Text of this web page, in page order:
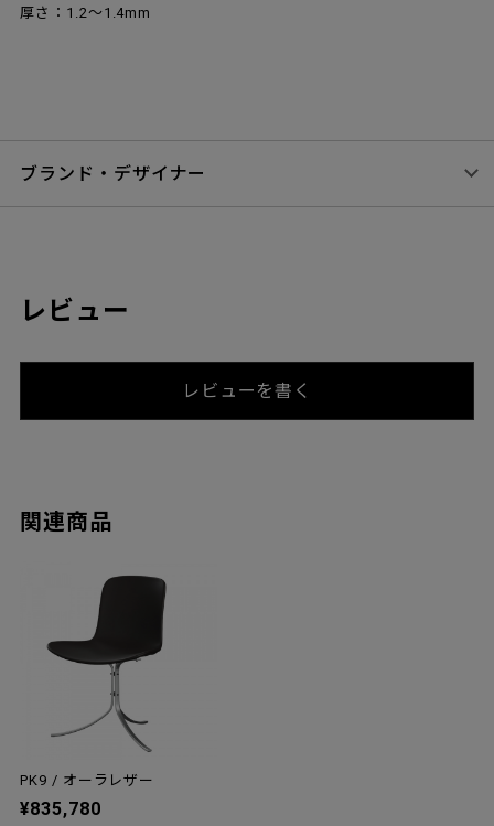
厚さ：1.2～1.4mm
ブランド・デザイナー
レビュー
レビューを書く
関連商品
PK9 / オーラレザー
¥835,780